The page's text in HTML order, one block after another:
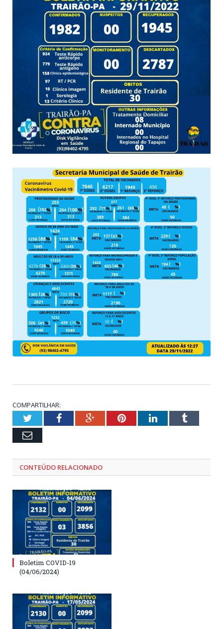
COMPARTILHAR:
TwitterFacebookGoogle+PinterestLinkedInTumblr
Email
CONTEÚDO RELACIONADO
Boletim COVID-19
(04/06/2024)